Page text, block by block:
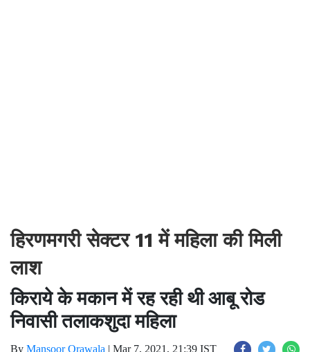
हिरणमगरी सेक्टर 11 में महिला की मिली
लाश
किराये के मकान में रह रही थी आबू रोड
निवासी तलाकशुदा महिला
By Mansoor Orawala | Mar 7, 2021, 21:39 IST